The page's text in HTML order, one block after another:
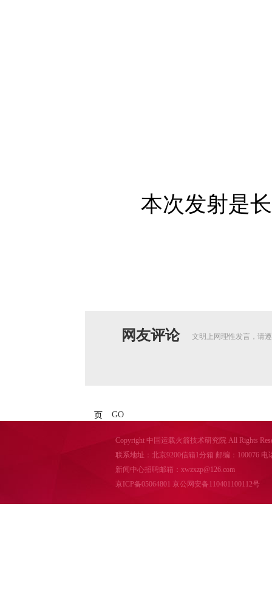
本次发射是长
网友评论 文明上网理性发言，请
页 GO
Copyright 中国运载火箭技术研究院 All Rights
联系地址：北京9200信箱1分箱 邮编：100076 电
新闻中心招聘邮箱：xwzxzp@126.com
京ICP备05064801 京公网安备110401100112号